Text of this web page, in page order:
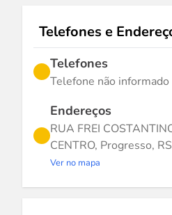
Telefones e
Telefones
Telefone não informado
Endereços
RUA FREI
CENTRO, Progresso, RS
Ver no mapa